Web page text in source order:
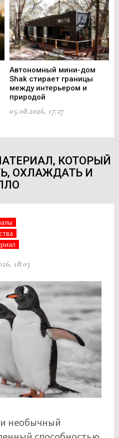
Автономный мини-дом
Shak стирает границы
между интерьером и
природой
05.08.2026, 17:27
КОТОРЫЙ
ОХЛАЖДАТЬ И
18:03
необычный